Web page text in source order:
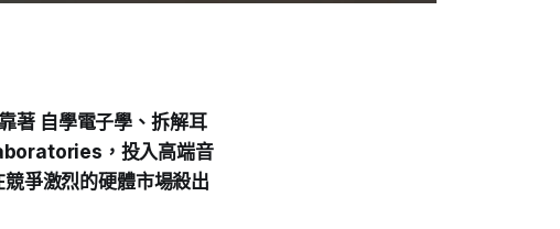
著 自學電子學、拆解耳
，投入高端音
爭激烈的硬體市場殺出